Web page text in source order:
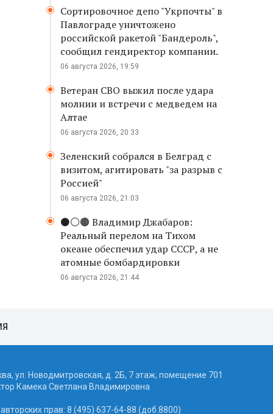
Сортировочное депо "Укрпочты" в
Павлограде уничтожено
российской ракетой "Бандероль",
сообщил гендиректор компании.
06 августа 2026, 19:59
Ветеран СВО выжил после удара
молнии и встречи с медведем на
Алтае
06 августа 2026, 20:33
Зеленский собрался в Белград с
визитом, агитировать "за разрыв с
Россией"
06 августа 2026, 21:03
⚫️⚪️🟤 Владимир Джабаров:
Реальный перелом на Тихом
океане обеспечил удар СССР, а не
атомные бомбардировки
06 августа 2026, 21:44
ул. Новодмитровская, д. 2Б, 7 этаж, помещение 701
Камека Светлана Владимировна
прав: 8 (495) 637-64-88 (доб.8800)